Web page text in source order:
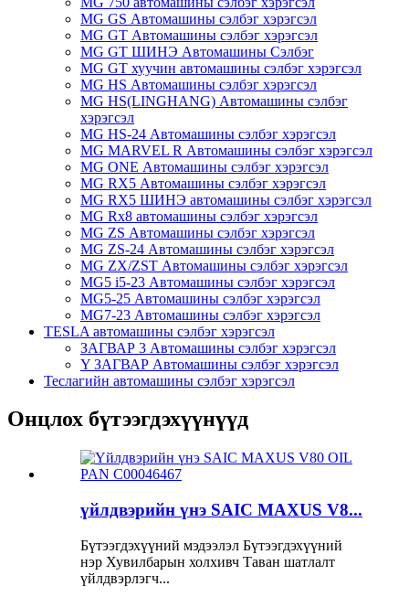
MG GS Автомашины сэлбэг хэрэгсэл
MG GT Автомашины сэлбэг хэрэгсэл
MG GT ШИНЭ Автомашины Сэлбэг
MG GT хуучин автомашины сэлбэг хэрэгсэл
MG HS Автомашины сэлбэг хэрэгсэл
MG HS(LINGHANG) Автомашины сэлбэг
хэрэгсэл
MG HS-24 Автомашины сэлбэг хэрэгсэл
MG MARVEL R Автомашины сэлбэг хэрэгсэл
MG ONE Автомашины сэлбэг хэрэгсэл
MG RX5 Автомашины сэлбэг хэрэгсэл
MG RX5 ШИНЭ автомашины сэлбэг хэрэгсэл
MG Rx8 автомашины сэлбэг хэрэгсэл
MG ZS Автомашины сэлбэг хэрэгсэл
MG ZS-24 Автомашины сэлбэг хэрэгсэл
MG ZX/ZST Автомашины сэлбэг хэрэгсэл
MG5 i5-23 Автомашины сэлбэг хэрэгсэл
MG5-25 Автомашины сэлбэг хэрэгсэл
MG7-23 Автомашины сэлбэг хэрэгсэл
TESLA автомашины сэлбэг хэрэгсэл
ЗАГВАР 3 Автомашины сэлбэг хэрэгсэл
Y ЗАГВАР Автомашины сэлбэг хэрэгсэл
Теслагийн автомашины сэлбэг хэрэгсэл
Онцлох бүтээгдэхүүнүүд
үйлдвэрийн үнэ SAIC MAXUS V8...
Бүтээгдэхүүний мэдээлэл Бүтээгдэхүүний
нэр Хувилбарын холхивч Таван шатлалт
үйлдвэрлэгч...